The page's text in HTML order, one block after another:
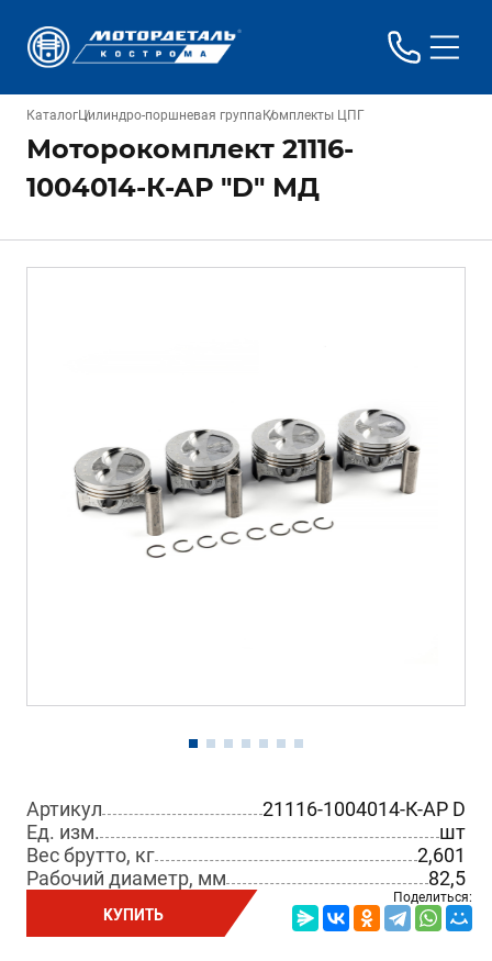
КаталогЦилиндро-поршневая группа Комплекты ЦПГ
Моторокомплект 21116-
1004014-К-АР "D" МД
Артикул
21116-1004014-К-АР D
Ед. изм.
шт
Вес брутто, кг
2,601
Рабочий диаметр, мм
82,5
КУПИТЬ
Поделиться: